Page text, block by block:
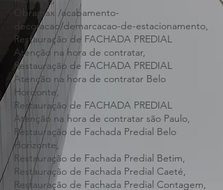
Qualificações e certificações de empresas,
Orçamento e planejamento da restauração,
Materiais adequados para restauração de
fachadas,
Obramax /acabamento-
decoracao/demarcacao-de-estacionamento,
Restauração de FACHADA PREDIAL
Atenção na hora de contratar,
Restauração de FACHADA PREDIAL
Atenção na hora de contratar Belo
Horizonte,
Restauração de FACHADA PREDIAL
Atenção na hora de contratar são Paulo,
Restauração de Fachada Predial Belo